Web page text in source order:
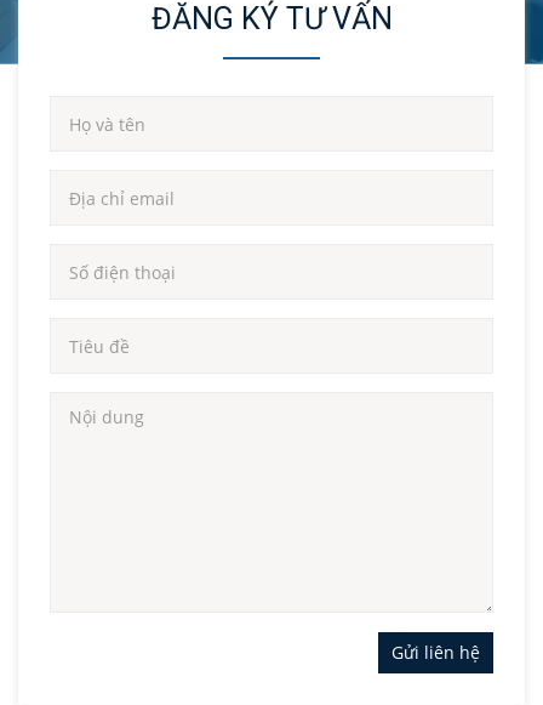
ĐĂNG KÝ TƯ VẤN
Gửi liên hệ